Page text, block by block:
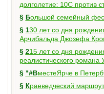
долголетие: 10C против
§
Большой семейный
§ 130 лет со дня рождения шотландского писателя и врача
Арчибальда Джозефа
§ 215 лет со дня рождения английского писателя, мастера
реалистического романа
§
"#ВместеЯрче в
§
Краеведческий